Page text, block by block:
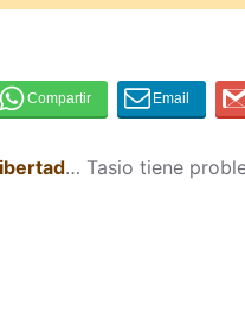
… Tasio tiene